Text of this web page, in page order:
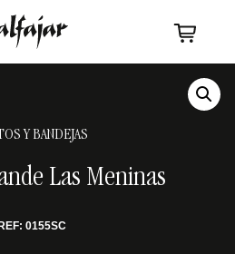
Y BANDEJAS
Las Meninas
REF: 0155SC